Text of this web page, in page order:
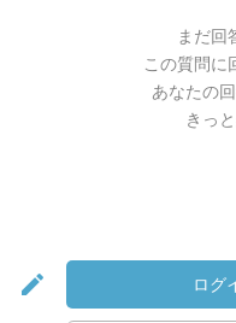
まだ回
この質問に
あなたの
きっ
ログ